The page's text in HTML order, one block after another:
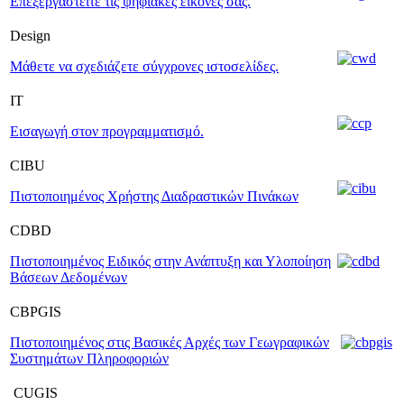
Design
Μάθετε να σχεδιάζετε σύγχρονες ιστοσελίδες.
ΙΤ
Εισαγωγή στον προγραμματισμό.
CIBU
Πιστοποιημένος Χρήστης Διαδραστικών Πινάκων
CDBD
Πιστοποιημένος Ειδικός στην Ανάπτυξη και Υλοποίηση
Βάσεων Δεδομένων
CBPGIS
Πιστοποιημένος στις Βασικές Αρχές των Γεωγραφικών
Συστημάτων Πληροφοριών
CUGIS